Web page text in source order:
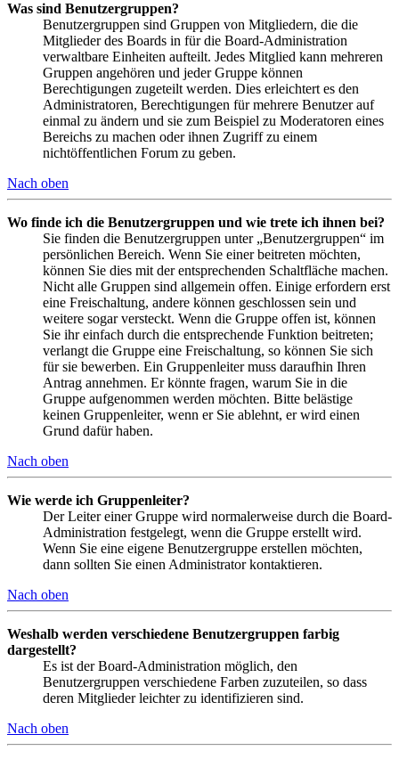
Was sind Benutzergruppen?
Benutzergruppen sind Gruppen von Mitgliedern, die die
Mitglieder des Boards in für die Board-Administration
verwaltbare Einheiten aufteilt. Jedes Mitglied kann mehreren
Gruppen angehören und jeder Gruppe können
Berechtigungen zugeteilt werden. Dies erleichtert es den
Administratoren, Berechtigungen für mehrere Benutzer auf
einmal zu ändern und sie zum Beispiel zu Moderatoren eines
Bereichs zu machen oder ihnen Zugriff zu einem
nichtöffentlichen Forum zu geben.
Nach oben
Wo finde ich die Benutzergruppen und wie trete ich ihnen bei?
Sie finden die Benutzergruppen unter „Benutzergruppen“ im
persönlichen Bereich. Wenn Sie einer beitreten möchten,
können Sie dies mit der entsprechenden Schaltfläche machen.
Nicht alle Gruppen sind allgemein offen. Einige erfordern erst
eine Freischaltung, andere können geschlossen sein und
weitere sogar versteckt. Wenn die Gruppe offen ist, können
Sie ihr einfach durch die entsprechende Funktion beitreten;
verlangt die Gruppe eine Freischaltung, so können Sie sich
für sie bewerben. Ein Gruppenleiter muss daraufhin Ihren
Antrag annehmen. Er könnte fragen, warum Sie in die
Gruppe aufgenommen werden möchten. Bitte belästige
keinen Gruppenleiter, wenn er Sie ablehnt, er wird einen
Grund dafür haben.
Nach oben
Wie werde ich Gruppenleiter?
Der Leiter einer Gruppe wird normalerweise durch die Board-
Administration festgelegt, wenn die Gruppe erstellt wird.
Wenn Sie eine eigene Benutzergruppe erstellen möchten,
dann sollten Sie einen Administrator kontaktieren.
Nach oben
Weshalb werden verschiedene Benutzergruppen farbig
dargestellt?
Es ist der Board-Administration möglich, den
Benutzergruppen verschiedene Farben zuzuteilen, so dass
deren Mitglieder leichter zu identifizieren sind.
Nach oben